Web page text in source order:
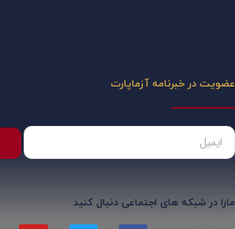
عضویت در خبرنامه آزماپارت
مارا در شبکه های اجتماعی دنبال کنید